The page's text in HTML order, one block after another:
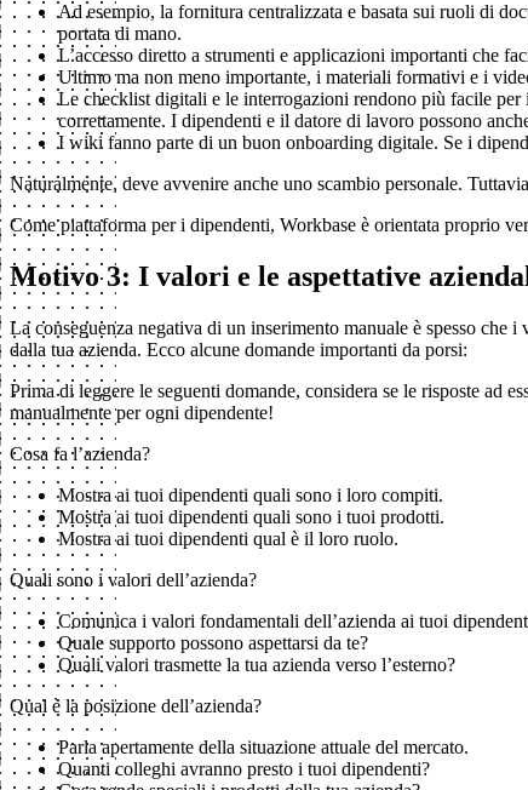
Ad esempio, la fornitura centralizzata e basata sui ruoli di
portata di mano.
L’accesso diretto a strumenti e applicazioni importanti che
Ultimo ma non meno importante, i materiali formativi e i
Le checklist digitali e le interrogazioni rendono più facile
correttamente. I dipendenti e il datore di lavoro possono
I wiki fanno parte di un buon onboarding digitale. Se i
Naturalmente, deve avvenire anche uno scambio personale.
Come piattaforma per i dipendenti, Workbase è orientata proprio
Motivo 3: I valori e le aspettative
La conseguenza negativa di un inserimento manuale è spesso
dalla tua azienda. Ecco alcune domande importanti da porsi:
Prima di leggere le seguenti domande, considera se le risposte ad
manualmente per ogni dipendente!
Cosa fa l’azienda?
Mostra ai tuoi dipendenti quali sono i loro compiti.
Mostra ai tuoi dipendenti quali sono i tuoi prodotti.
Mostra ai tuoi dipendenti qual è il loro ruolo.
Quali sono i valori dell’azienda?
Comunica i valori fondamentali dell’azienda ai tuoi
Quale supporto possono aspettarsi da te?
Quali valori trasmette la tua azienda verso l’esterno?
Qual è la posizione dell’azienda?
Parla apertamente della situazione attuale del mercato.
Quanti colleghi avranno presto i tuoi dipendenti?